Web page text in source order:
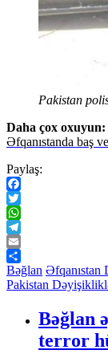
Pakistan
Daha çox oxuyun:
Əfqanıstanda baş
Paylaş:
Facebook
Twitter
WhatsApp
Telegram
Email
Share
Bəğlan Əfqanıstan
Pakistan
Bəğlan
terror